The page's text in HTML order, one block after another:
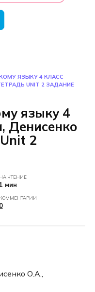
ЯЗЫКУ 4 КЛАСС
UNIT 2 ЗАДАНИЕ
языку 4
Денисенко
2
НА ЧТЕНИЕ
1 мин
КОММЕНТАРИИ
0
О.А.,